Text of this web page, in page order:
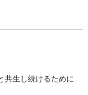
共生し続けるために